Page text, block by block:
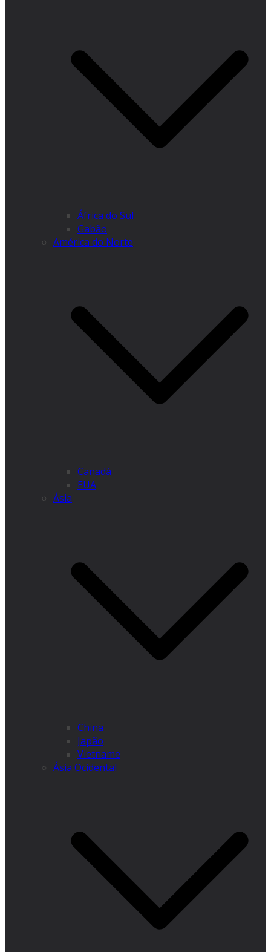
África do Sul
Gabão
América do Norte
Canadá
EUA
Ásia
China
Japão
Vietname
Ásia Ocidental